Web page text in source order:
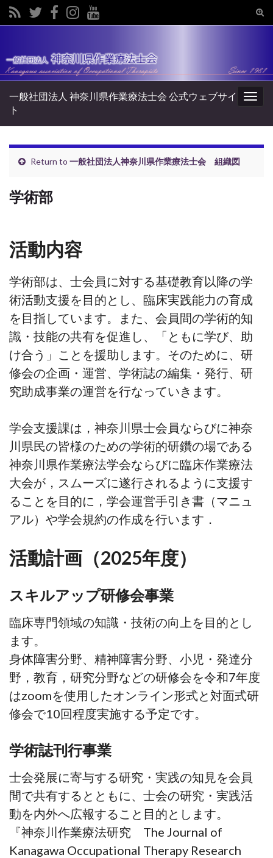
一般社団法人 神奈川県作業療法士会 公式ウェブサイ
ト
Return to 一般社団法人神奈川県作業療法士会 組織図
学術部
活動内容
学術部は、士会員に対する基礎教育以降の学
術活動支援を目的とし、臨床実践能力の育成
を目指しています。また、会員間の学術的知
識・技能の共有を促進し、「ともに学び、助
け合う」ことを援助します。そのために、研
修会の企画・運営、学術誌の編集・発行、研
究助成事業の運営を行なっていきます。
学会支援課は，神奈川県士会員ならびに神奈
川県民の皆様のための学術的研鑽の場である
神奈川県作業療法学会ならびに臨床作業療法
大会が，スムーズに遂行されるように支援す
ることを目的に，学会運営手引き書（マニュ
アル）や学会規約の作成を行います．
活動計画（2025年度）
スキルアップ研修会事業
臨床専門領域の知識・技術の向上を目的とし
ます。
身体障害分野、精神障害分野、小児・発達分
野，教育，研究分野などの研修会を令和7年度
はzoomを使用したオンライン形式と対面式研
修会で10回程度実施する予定です。
学術誌刊行事業
士会発展に寄与する研究・実践の知見を会員
間で共有するとともに、士会の研究・実践活
動を内外へ広報すること目的とします。
『神奈川作業療法研究 The Journal of
Kanagawa Occupational Therapy Research